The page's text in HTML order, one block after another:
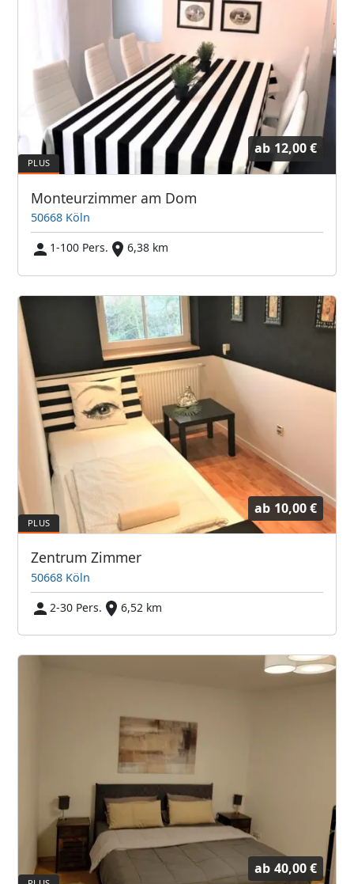
ab 12,00 €
Monteurzimmer am Dom
50668 Köln
1-100 Pers.
6,38 km
ab 10,00 €
Zentrum Zimmer
50668 Köln
2-30 Pers.
6,52 km
ab 40,00 €